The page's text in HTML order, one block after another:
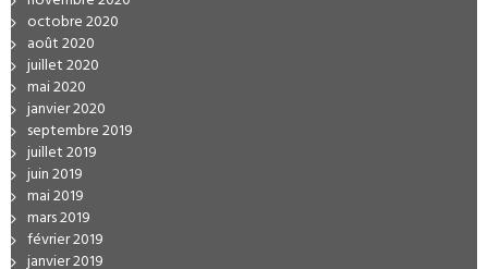
octobre 2020
août 2020
juillet 2020
mai 2020
janvier 2020
septembre 2019
juillet 2019
juin 2019
mai 2019
mars 2019
février 2019
janvier 2019